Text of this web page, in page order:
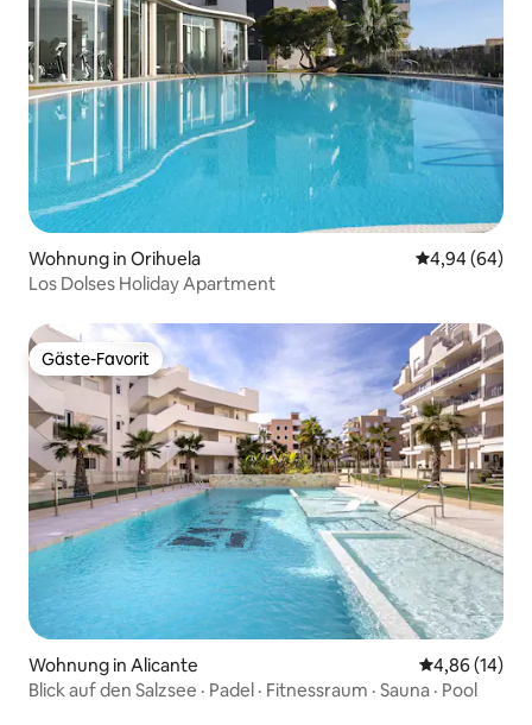
Wohnung in Orihuela
4,94 (64)
Los Dolses Holiday Apartment
Gäste-Favorit
Gäste-Favorit
Wohnung in Alicante
4,86 (14)
Blick auf den Salzsee · Padel · Fitnessraum · Sauna · Pool